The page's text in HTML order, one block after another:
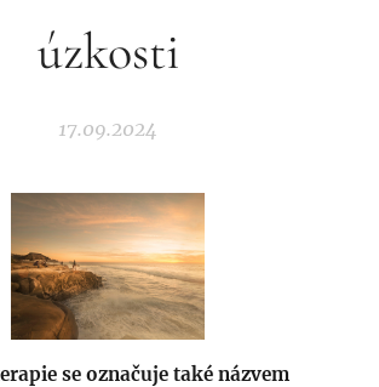
úzkosti
17.09.2024
se označuje také názvem